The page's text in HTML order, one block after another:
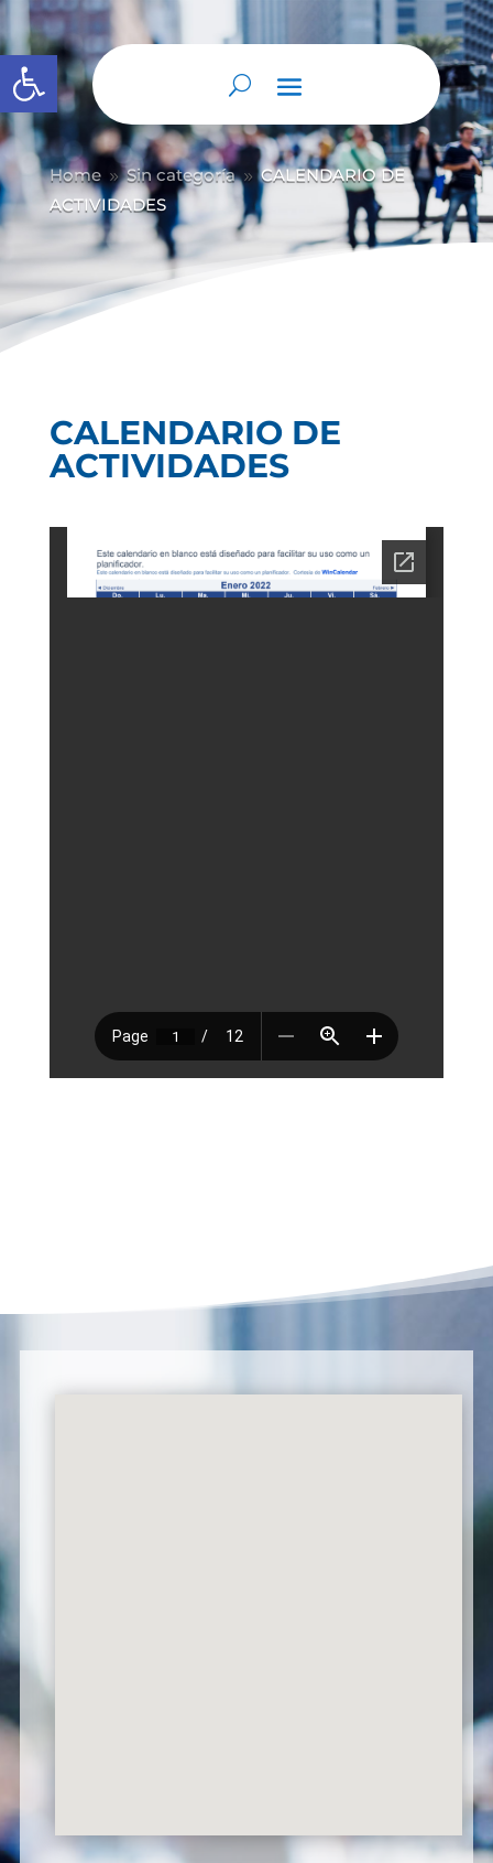
Abrir barra de herramientas
Home 9 Sin categoría 9 CALENDARIO DE
ACTIVIDADES
CALENDARIO DE
ACTIVIDADES